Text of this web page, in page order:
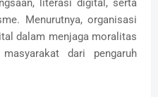
Menurutnya, organisasi
dalam menjaga moralitas
dari pengaruh